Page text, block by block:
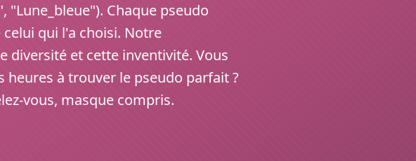
"Lune_bleue"). Chaque pseudo
qui l'a choisi. Notre
diversité et cette inventivité. Vous
heures à trouver le pseudo parfait ?
vous, masque compris.